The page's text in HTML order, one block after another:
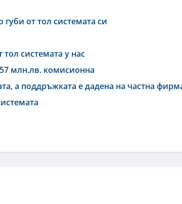
от тол системата си
системата у нас
млн.лв. комисионна
а поддръжката е дадена на частна